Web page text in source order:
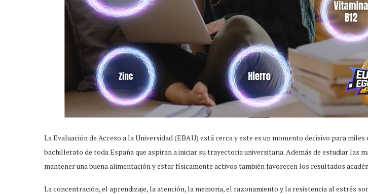
La Evaluación de Acceso a la Universidad (EBAU) está cerca y este es un momento decisivo para miles
bachillerato de toda España que aspiran a iniciar su trayectoria universitaria. Además de estudiar las
mantener una buena alimentación y estar físicamente activos también favorecen los resultados
La concentración, el aprendizaje, la atención, la memoria, el razonamiento y la resistencia al estrés